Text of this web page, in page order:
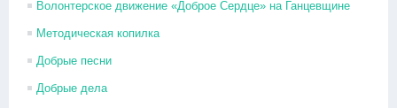
Волонтерское движение «Доброе Сердце» на Ганцевщине
Методическая копилка
Добрые песни
Добрые дела